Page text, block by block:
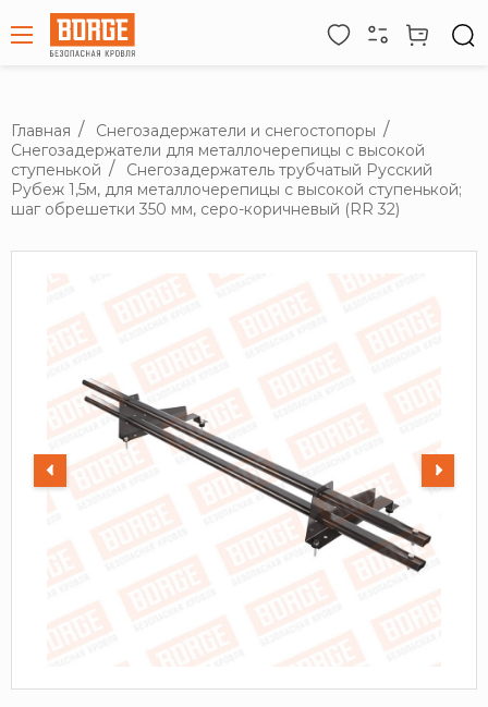
Главная
Снегозадержатели и снегостопоры
Снегозадержатели для металлочерепицы с высокой
ступенькой
Снегозадержатель трубчатый Русский
Рубеж 1,5м, для металлочерепицы с высокой ступенькой;
шаг обрешетки 350 мм, серо-коричневый (RR 32)